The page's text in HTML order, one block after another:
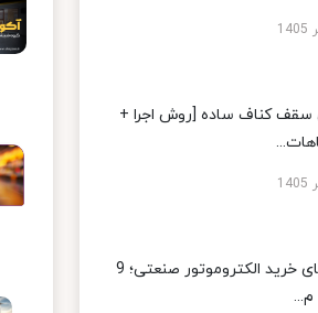
سقف کناف ساده [روش اجرا +
راهنمای خرید الکتروموتور صنعتی؛ 9
م...